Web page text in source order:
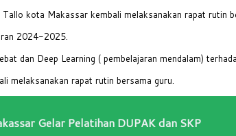
kota Makassar kembali melaksanakan rapat rutin
2024-2025.
dan Deep Learning ( pembelajaran mendalam)
melaksanakan rapat rutin bersama guru.
Gelar Pelatihan DUPAK dan SKP